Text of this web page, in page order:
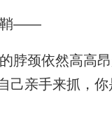
鞘——
颈依然高高昂
己亲手来抓，